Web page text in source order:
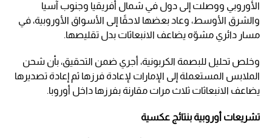
الأوروبي ووصلت إلى دول في شمال أفريقيا وجنوب آسيا
والشرق الأوسط، وعاد بعضها لاحقًا إلى الأسواق الأوروبية، في
مسار دائري مشوّه يضاعف الانبعاثات بدل تقليصها.
وخلص تحليل للبصمة الكربونية، أجري ضمن التحقيق، بأن شحن
الملابس المستعملة إلى الإمارات لإعادة فرزها ثم إعادة تصديرها
يضاعف الانبعاثات ثلاث مرات مقارنة بفرزها داخل أوروبا.
تشريعات أوروبية بنتائج عكسية